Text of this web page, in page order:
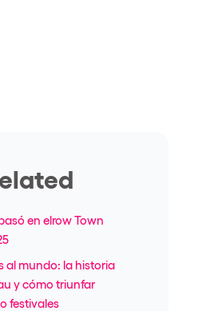
en elrow Town
al mundo: la historia
y cómo triunfar
festivales